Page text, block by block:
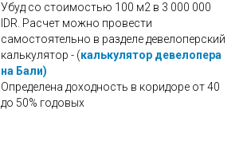
Убуд со стоимостью 100 м2 в 3 000 000
IDR. Расчет можно провести
самостоятельно в разделе девелоперский
калькулятор - (калькулятор девелопера
на Бали)
Определена доходность в коридоре от 40
до 50% годовых